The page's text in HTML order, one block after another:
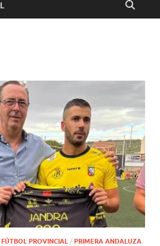
FÚTBOL PROVINCIAL / PRIMERA ANDALUZA